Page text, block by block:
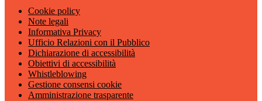
Cookie policy
Note legali
Informativa Privacy
Ufficio Relazioni con il Pubblico
Dichiarazione di accessibilità
Obiettivi di accessibilità
Whistleblowing
Gestione consensi cookie
Amministrazione trasparente